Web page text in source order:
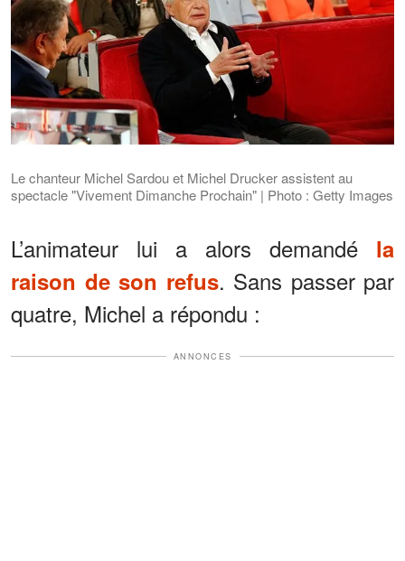
Le chanteur Michel Sardou et Michel Drucker assistent au
spectacle "Vivement Dimanche Prochain" | Photo : Getty Images
L’animateur lui a alors demandé la
raison de son refus. Sans passer par
quatre, Michel a répondu :
ANNONCES